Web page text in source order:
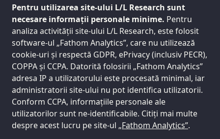
Pentru utilizarea site-ului L/L Research sunt
necesare informații personale minime. Pentru
analiza activității site-ului L/L Research, este folosit
software-ul „Fathom Analytics”, care nu utilizează
cookie-uri și respectă GDPR, ePrivacy (inclusiv PECR),
COPPA și CCPA. Datorită folosirii „Fathom Analytics”
adresa IP a utilizatorului este procesată minimal, iar
administratorii site-ului nu pot identifica utilizatorii.
Conform CCPA, informațiile personale ale
utilizatorilor sunt ne-identificabile. Citiți mai multe
despre acest lucru pe site-ul „Fathom Analytics”.